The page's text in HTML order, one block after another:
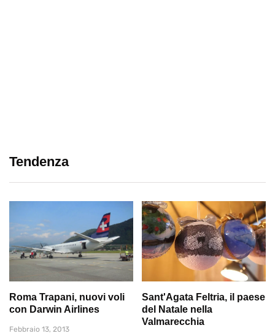
Tendenza
Roma Trapani, nuovi voli
con Darwin Airlines
Febbraio 13, 2013
Sant'Agata Feltria, il paese
del Natale nella
Valmarecchia